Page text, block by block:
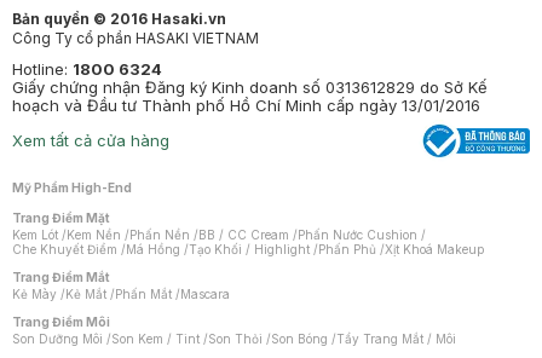
Bản quyền © 2016 Hasaki.vn
Công Ty cổ phần HASAKI VIETNAM
Hotline: 1800 6324
Giấy chứng nhận Đăng ký Kinh doanh số 0313612829 do Sở Kế
hoạch và Đầu tư Thành phố Hồ Chí Minh cấp ngày 13/01/2016
Xem tất cả cửa hàng
Mỹ Phẩm High-End
Trang Điểm Mặt
Kem Lót /Kem Nền /Phấn Nền /BB / CC Cream /Phấn Nước Cushion /
Che Khuyết Điểm /Má Hồng /Tạo Khối / Highlight /Phấn Phủ /Xịt Khoá Makeup
Trang Điểm Mắt
Kẻ Mày /Kẻ Mắt /Phấn Mắt /Mascara
Trang Điểm Môi
Son Dưỡng Môi /Son Kem / Tint /Son Thỏi /Son Bóng /Tẩy Trang Mắt / Môi